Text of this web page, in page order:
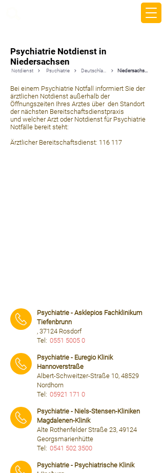
Psychiatrie Notdienst in
Niedersachsen
Notdienst Psychiatrie Niedersachsen
Bei einem Psychiatrie Notfall informiert Sie der
ärztlichen Notdienst außerhalb der
Öffnungszeiten Ihres Arztes über den Standort
der nächsten Bereitschaftsdienstpraxis
und welcher Arzt oder Notdienst für Psychiatrie
Notfälle bereit steht:
Ärztlicher Bereitschaftsdienst: 116 117
Psychiatrie - Asklepios Fachklinikum
Tiefenbrunn
, 37124 Rosdorf
Tel: 0551 5005 0
Psychiatrie - Euregio Klinik
Hannoverstraße
Albert-Schweitzer-Straße 10, 48529
Nordhorn
Tel: 05921 171 0
Psychiatrie - Niels-Stensen-Kliniken
Magdalenen-Klinik
Alte Rothenfelder Straße 23, 49124
Georgsmarienhütte
Tel: 0541 502 3500
Psychiatrie - Psychiatrische Klinik